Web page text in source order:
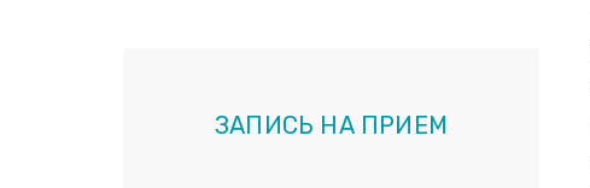
ЗАПИСЬ НА ПРИЕМ